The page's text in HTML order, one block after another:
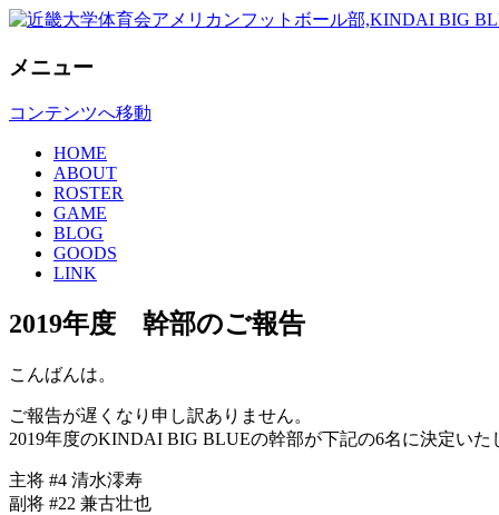
KINDAI BIG BLUE
メニュー
コンテンツへ移動
HOME
ABOUT
ROSTER
GAME
BLOG
GOODS
LINK
2019年度 幹部のご報告
こんばんは。
ご報告が遅くなり申し訳ありません。
2019年度のKINDAI BIG BLUEの幹部が下記の6名に決定いた
主将 #4 清水澪寿
副将 #22 兼古壮也